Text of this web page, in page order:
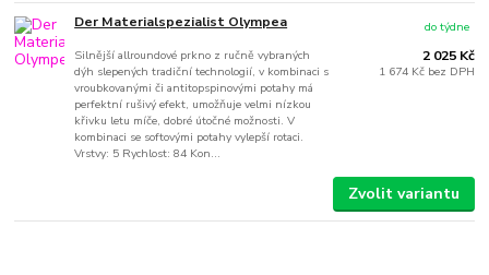
Der Materialspezialist Olympea
Silnější allroundové prkno z ručně vybraných
dýh slepených tradiční technologií, v kombinaci s
vroubkovanými či antitopspinovými potahy má
perfektní rušivý efekt, umožňuje velmi nízkou
křivku letu míče, dobré útočné možnosti. V
kombinaci se softovými potahy vylepší rotaci.
Vrstvy: 5 Rychlost: 84 Kon...
2 025 Kč
1 674 Kč bez DPH
do týdne
Zvolit variantu